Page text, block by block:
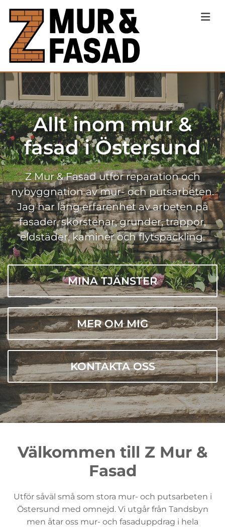
Allt inom mur &
fasad i Östersund
Z Mur & Fasad utför reparation och
nybyggnation av mur- och putsarbeten.
Jag har lång erfarenhet av arbeten på
fasader, skorstenar, grunder, trappor,
eldstäder, kaminer och flytspackling.
MINA TJÄNSTER
MER OM MIG
KONTAKTA OSS
Välkommen till Z Mur &
Fasad
Utför såväl små som stora mur- och putsarbeten i
Östersund med omnejd. Vi utgår från Tandsbyn
men åtar oss mur- och fasaduppdrag i hela